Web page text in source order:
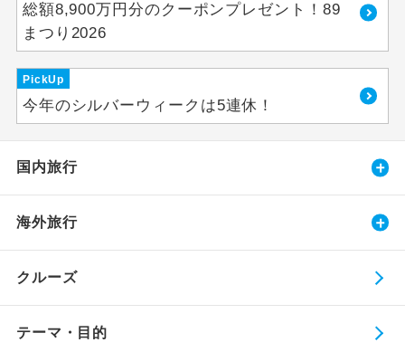
総額8,900万円分のクーポンプレゼント！89
まつり2026
PickUp
今年のシルバーウィークは5連休！
国内旅行
海外旅行
クルーズ
テーマ・目的